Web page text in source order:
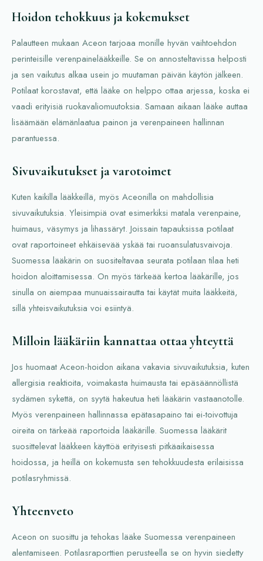
Hoidon tehokkuus ja kokemukset
Palautteen mukaan Aceon tarjoaa monille hyvän vaihtoehdon
perinteisille verenpainelääkkeille. Se on annosteltavissa helposti
ja sen vaikutus alkaa usein jo muutaman päivän käytön jälkeen.
Potilaat korostavat, että lääke on helppo ottaa arjessa, koska ei
vaadi erityisiä ruokavaliomuutoksia. Samaan aikaan lääke auttaa
lisäämään elämänlaatua painon ja verenpaineen hallinnan
parantuessa.
Sivuvaikutukset ja varotoimet
Kuten kaikilla lääkkeillä, myös Aceonilla on mahdollisia
sivuvaikutuksia. Yleisimpiä ovat esimerkiksi matala verenpaine,
huimaus, väsymys ja lihassäryt. Joissain tapauksissa potilaat
ovat raportoineet ehkäisevää yskää tai ruoansulatusvaivoja.
Suomessa lääkärin on suositeltavaa seurata potilaan tilaa heti
hoidon aloittamisessa. On myös tärkeää kertoa lääkärille, jos
sinulla on aiempaa munuaissairautta tai käytät muita lääkkeitä,
sillä yhteisvaikutuksia voi esiintyä.
Milloin lääkäriin kannattaa ottaa yhteyttä
Jos huomaat Aceon-hoidon aikana vakavia sivuvaikutuksia, kuten
allergisia reaktioita, voimakasta huimausta tai epäsäännöllistä
sydämen sykettä, on syytä hakeutua heti lääkärin vastaanotolle.
Myös verenpaineen hallinnassa epätasapaino tai ei-toivottuja
oireita on tärkeää raportoida lääkärille. Suomessa lääkärit
suosittelevat lääkkeen käyttöä erityisesti pitkäaikaisessa
hoidossa, ja heillä on kokemusta sen tehokkuudesta erilaisissa
potilasryhmissä.
Yhteenveto
Aceon on suosittu ja tehokas lääke Suomessa verenpaineen
alentamiseen. Potilasraporttien perusteella se on hyvin siedetty